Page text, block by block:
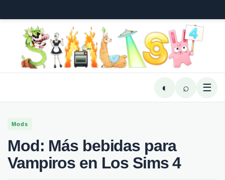
◐ ⌕ ☰
Mods
Mod: Más bebidas para
Vampiros en Los Sims 4